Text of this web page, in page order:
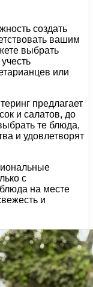
создать
вашим
выбрать
или
предлагает
и салатов, до
те блюда,
и удовлетворят
с
на месте
и